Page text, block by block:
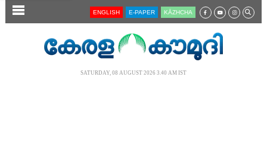
SECTIONS ENGLISH E-PAPER KĀZHCHA
SATURDAY, 08 AUGUST 2026 3.40 AM IST